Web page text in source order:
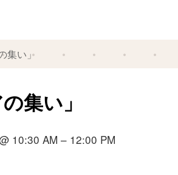
集い」
集い」
10:30 AM – 12:00 PM